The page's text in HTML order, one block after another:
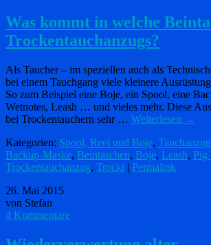
Was kommt in welche
Trockentauchanzugs?
Als Taucher – im speziellen auch als
bei einem Tauchgang viele kleinere
So zum Beispiel eine Boje, ein Spool, eine
Wetnotes, Leash … und vieles mehr. Diese
bei Trockentauchern sehr … Weiterlesen →
Kategorien: Spool, Reel und Boje, Tauchanzug
Backup-Maske, Beintaschen, Boje, Leash, Pig
Trockentauchanzug, Trocki | Permalink
26. Mai 2015
von Stefan
4 Kommentare